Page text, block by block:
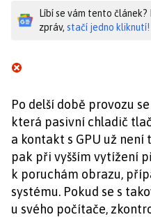
Líbí se vám tento
zpráv, stačí jedno kliknutí!
Po delší době provozu
která pasivní chladič
a kontakt s GPU už není
pak při vyšším vytížení
k poruchám obrazu,
systému. Pokud se s
u svého počítače,